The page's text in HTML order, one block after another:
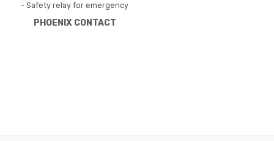
- Safety relay for emergency
magnetic switches, as well
PHOENIX CONTACT